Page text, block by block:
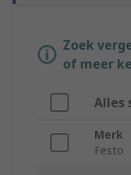
Zoek
of meer
Alles
Merk
Festo